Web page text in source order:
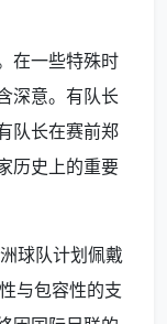
在一些特殊时
深意。有队长
队长在赛前郑
历史上的重要
球队计划佩戴
与包容性的支